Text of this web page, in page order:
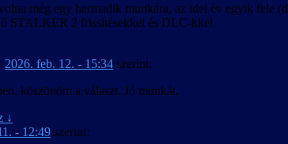
még egy harmadik munkára, az idei év egyik fele
STALKER 2 frissítésekkel és DLC-kkel.
2026. feb. 12. - 15:34 szerint:
köszönöm a választ. Jó munkát.
↓
- 12:49 szerint: